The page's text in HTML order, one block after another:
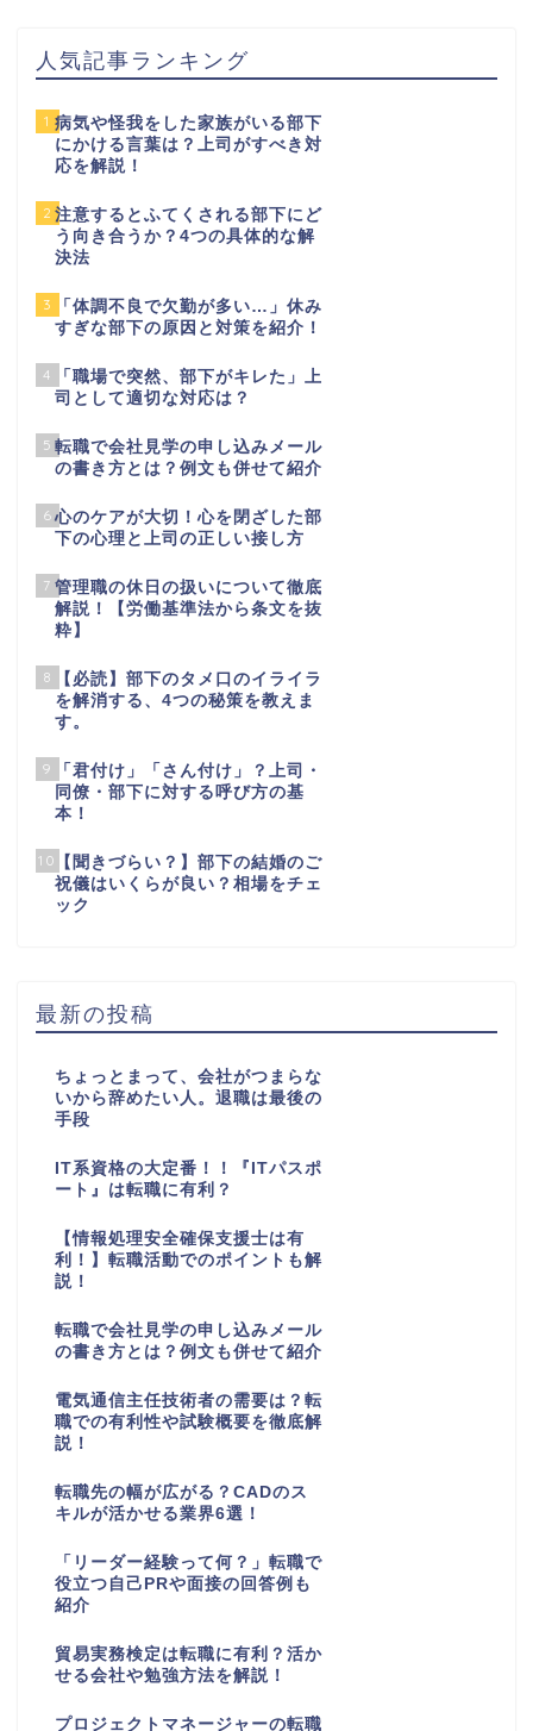
人気記事ランキング
1 病気や怪我をした家族がいる部下
にかける言葉は？上司がすべき対
応を解説！
2 注意するとふてくされる部下にど
う向き合うか？4つの具体的な解
決法
3
「体調不良で欠勤が多い…」休み
すぎな部下の原因と対策を紹介！
4
「職場で突然、部下がキレた」上
司として適切な対応は？
5 転職で会社見学の申し込みメール
の書き方とは？例文も併せて紹介
6 心のケアが大切！心を閉ざした部
下の心理と上司の正しい接し方
7 管理職の休日の扱いについて徹底
解説！【労働基準法から条文を抜
粋】
8
【必読】部下のタメ口のイライラ
を解消する、4つの秘策を教えま
す。
9
「君付け」「さん付け」？上司・
同僚・部下に対する呼び方の基
本！
10 【聞きづらい？】部下の結婚のご
祝儀はいくらが良い？相場をチェ
ック
最新の投稿
ちょっとまって、会社がつまらな
いから辞めたい人。退職は最後の
手段
IT系資格の大定番！！『ITパスポ
ート』は転職に有利？
【情報処理安全確保支援士は有
利！】転職活動でのポイントも解
説！
転職で会社見学の申し込みメール
の書き方とは？例文も併せて紹介
電気通信主任技術者の需要は？転
職での有利性や試験概要を徹底解
説！
転職先の幅が広がる？CADのス
キルが活かせる業界6選！
「リーダー経験って何？」転職で
役立つ自己PRや面接の回答例も
紹介
貿易実務検定は転職に有利？活か
せる会社や勉強方法を解説！
プロジェクトマネージャーの転職